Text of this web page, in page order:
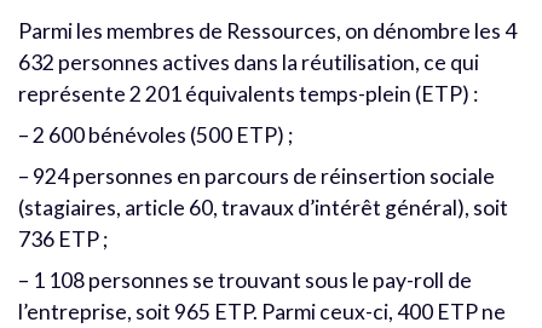
Parmi les membres de Ressources, on dénombre les 4
632 personnes actives dans la réutilisation, ce qui
représente 2 201 équivalents temps-plein (ETP) :
– 2 600 bénévoles (500 ETP) ;
– 924 personnes en parcours de réinsertion sociale
(stagiaires, article 60, travaux d’intérêt général), soit
736 ETP ;
– 1 108 personnes se trouvant sous le pay-roll de
l’entreprise, soit 965 ETP. Parmi ceux-ci, 400 ETP ne